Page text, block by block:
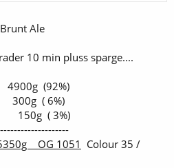
Ale
10 min pluss sparge....
(92%)
( 6%)
( 3%)
OG 1051 Colour 35 /